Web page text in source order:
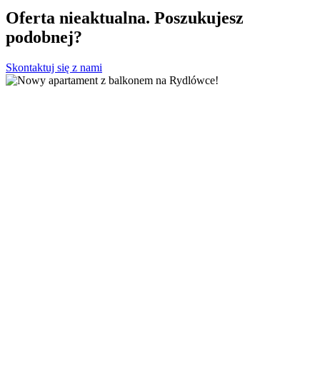
Oferta nieaktualna. Poszukujesz
podobnej?
Skontaktuj się z nami